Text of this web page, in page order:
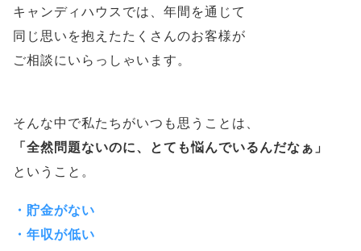
キャンディハウスでは、年間を通じて
同じ思いを抱えたたくさんのお客様が
ご相談にいらっしゃいます。
そんな中で私たちがいつも思うことは、
「全然問題ないのに、とても悩んでいるんだなぁ」
ということ。
・貯金がない
・年収が低い